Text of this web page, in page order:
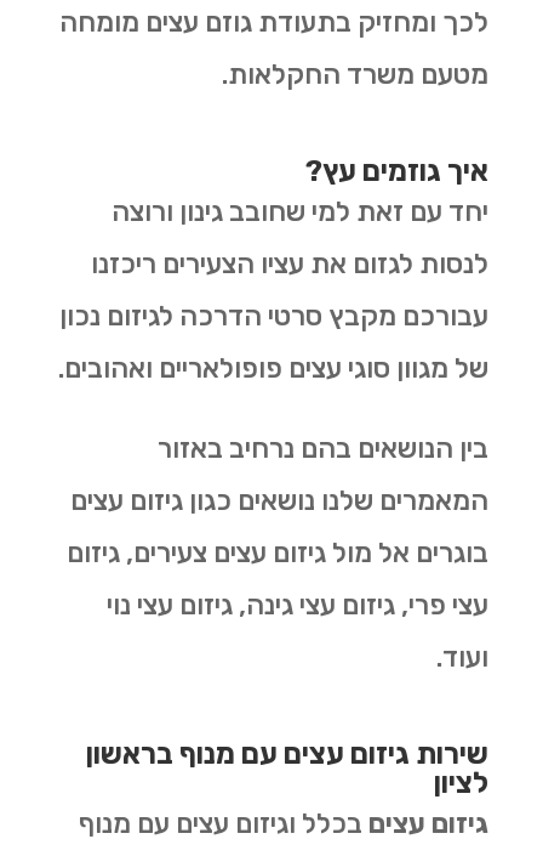
לכך ומחזיק בתעודת גוזם עצים מומחה
מטעם משרד החקלאות.
איך גוזמים עץ?
יחד עם זאת למי שחובב גינון ורוצה
לנסות לגזום את עציו הצעירים ריכזנו
עבורכם מקבץ סרטי הדרכה לגיזום נכון
של מגוון סוגי עצים פופולאריים ואהובים.
בין הנושאים בהם נרחיב באזור
המאמרים שלנו נושאים כגון גיזום עצים
בוגרים אל מול גיזום עצים צעירים, גיזום
עצי פרי, גיזום עצי גינה, גיזום עצי נוי
ועוד.
שירות גיזום עצים עם מנוף בראשון
לציון
גיזום עצים בכלל וגיזום עצים עם מנוף